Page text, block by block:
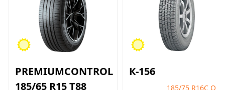
PREMIUMCONTROL
185/65 R15 T88
К-156
185/75 R16С Q